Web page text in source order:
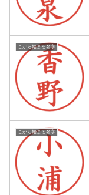
こから始まる名字
こから始まる名字